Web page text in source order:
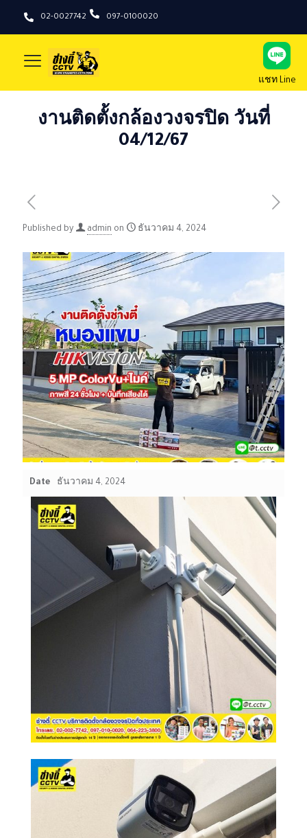
02-0027742 097-0100020
แชท Line
งานติดตั้งกล้องวงจรปิด วันที่
04/12/67
Published by admin on ธันวาคม 4, 2024
Date ธันวาคม 4, 2024